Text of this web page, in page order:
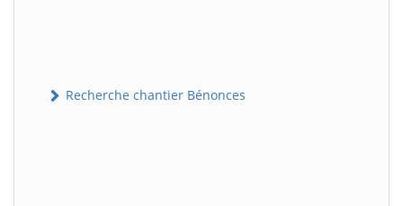
Recherche chantier Bénonces